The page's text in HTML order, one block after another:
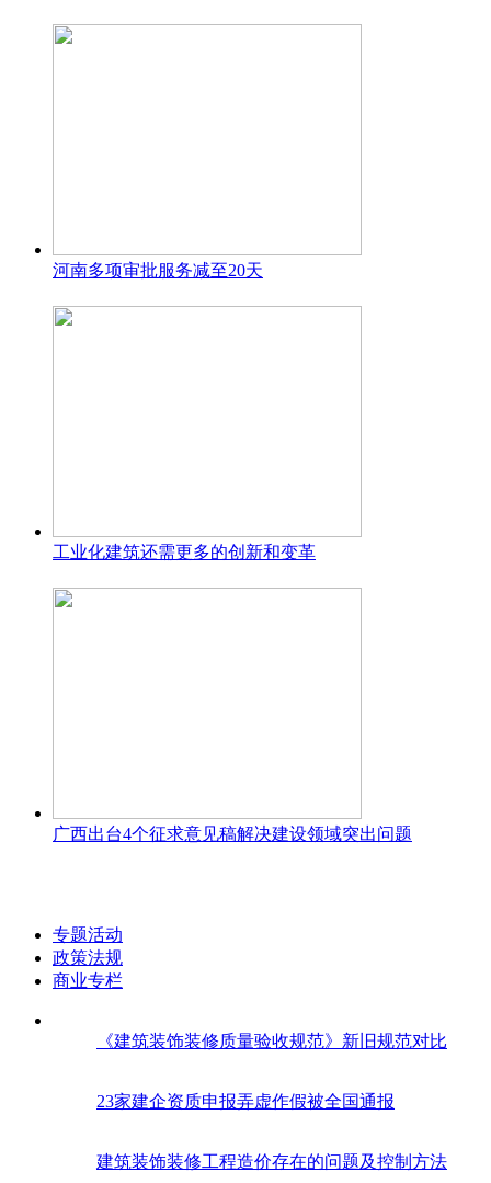
河南多项审批服务减至20天
工业化建筑还需更多的创新和变革
广西出台4个征求意见稿解决建设领域突出问题
专题活动
政策法规
商业专栏
《建筑装饰装修质量验收规范》新旧规范对比
23家建企资质申报弄虚作假被全国通报
建筑装饰装修工程造价存在的问题及控制方法